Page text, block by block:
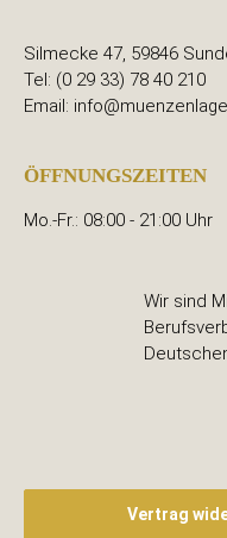
Silmecke 47, 59846
Tel: (0 29 33) 78 40 210
Email:
ÖFFNUNGSZEITEN
Mo.-Fr.: 08:00 - 21:00 Uhr
Wir sind
Vertrag